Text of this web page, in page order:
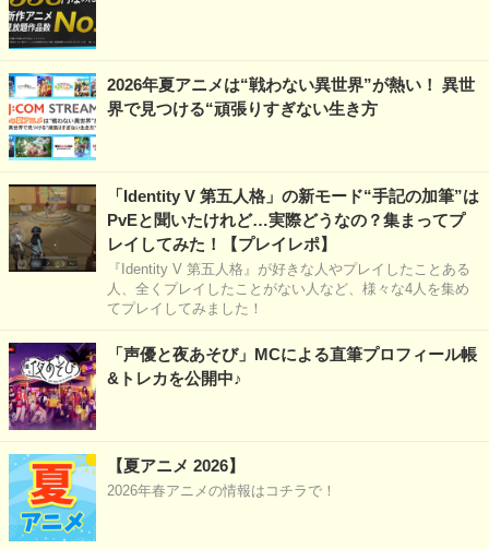
2026年夏アニメは“戦わない異世界”が熱い！ 異世
界で見つける“頑張りすぎない生き方
「Identity V 第五人格」の新モード“手記の加筆”は
PvEと聞いたけれど…実際どうなの？集まってプ
レイしてみた！【プレイレポ】
『Identity V 第五人格』が好きな人やプレイしたことある
人、全くプレイしたことがない人など、様々な4人を集め
てプレイしてみました！
「声優と夜あそび」MCによる直筆プロフィール帳
&トレカを公開中♪
【夏アニメ 2026】
2026年春アニメの情報はコチラで！